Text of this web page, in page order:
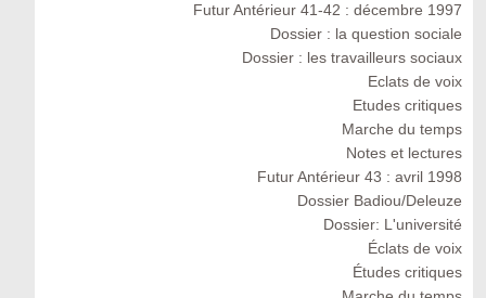
Futur Antérieur 41-42 : décembre 1997
Dossier : la question sociale
Dossier : les travailleurs sociaux
Eclats de voix
Etudes critiques
Marche du temps
Notes et lectures
Futur Antérieur 43 : avril 1998
Dossier Badiou/Deleuze
Dossier: L'université
Éclats de voix
Études critiques